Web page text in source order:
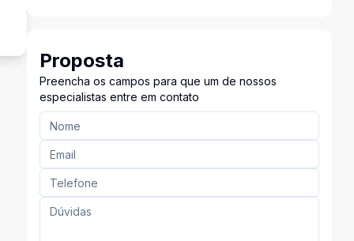
Proposta
Preencha os campos para que um de nossos
especialistas entre em contato